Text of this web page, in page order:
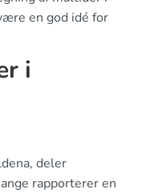
en god idé for
i
deler
rapporterer en